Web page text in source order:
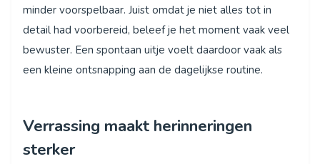
minder voorspelbaar. Juist omdat je niet alles tot in
detail had voorbereid, beleef je het moment vaak veel
bewuster. Een spontaan uitje voelt daardoor vaak als
een kleine ontsnapping aan de dagelijkse routine.
Verrassing maakt herinneringen
sterker